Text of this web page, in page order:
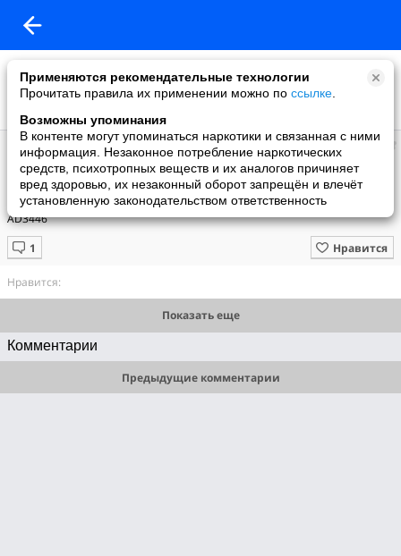
Применяются рекомендательные технологии
Прочитать правила их применении можно по ссылке
Возможны упоминания
В контенте могут упоминаться наркотики и связанная с ними
информация. Незаконное потребление наркотических
средств, психотропных веществ и их аналогов причиняет
вред здоровью, их незаконный оборот запрещён и влечёт
установленную законодательством ответственность
Alexander
добавил видео
10.05.2012
clip1
AD3446
Нравится
Нравится:
Показать еще
Комментарии
Предыдущие комментарии